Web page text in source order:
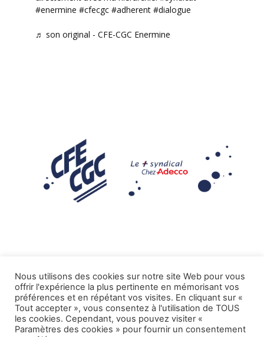
#enermine #cfecgc #adherent #dialogue
♬ son original - CFE-CGC Enermine
Mentions légales
Tous droits réservés CFE-CGC ADECCO.
Nous utilisons des cookies sur notre site Web pour vous
offrir l'expérience la plus pertinente en mémorisant vos
préférences et en répétant vos visites. En cliquant sur «
Tout accepter », vous consentez à l'utilisation de TOUS
les cookies. Cependant, vous pouvez visiter «
Paramètres des cookies » pour fournir un consentement